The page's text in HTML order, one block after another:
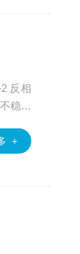
反相
稳定
+